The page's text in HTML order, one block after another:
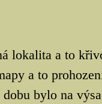
lokalita a to
a to
bylo na